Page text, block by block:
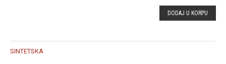
5W-30
DODAJ U KORPU
SINTETSKA